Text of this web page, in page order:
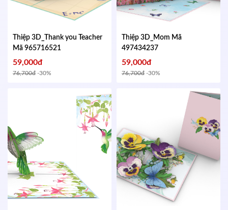
Thiệp 3D_Thank you Teacher
Mã 965716521
59,000đ
76,700đ -30%
Thiệp 3D_Mom Mã
497434237
59,000đ
76,700đ -30%